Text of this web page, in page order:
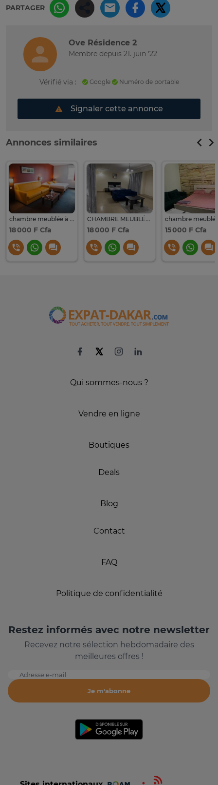
PARTAGER
Ove Résidence 2
Membre depuis 21. juin '22
Vérifié via : Google Numéro de portable
Signaler cette annonce
Annonces similaires
chambre meublée à louer par jours
18 000 F Cfa
CHAMBRE MEUBLÉE CLIMATISÉE À LOUER PAR JOURS
18 000 F Cfa 15 000 F Cfa
Qui sommes-nous ?
Vendre en ligne
Boutiques
Deals
Blog
Contact
FAQ
Politique de confidentialité
Restez informés avec notre newsletter
Recevez notre sélection hebdomadaire des
meilleures offres !
Adresse e-mail
Je m'abonne